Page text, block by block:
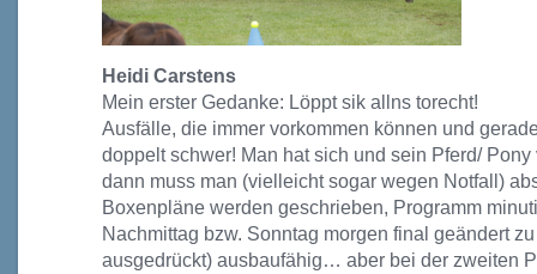
Heidi Carstens
Mein erster Gedanke: Löppt sik allns torecht!
Ausfälle, die immer vorkommen können und
doppelt schwer! Man hat sich und sein Pferd/
dann muss man (vielleicht sogar wegen Notfall)
Boxenpläne werden geschrieben, Programm
Nachmittag bzw. Sonntag morgen final geändert
ausgedrückt) ausbaufähig… aber bei der zweiten